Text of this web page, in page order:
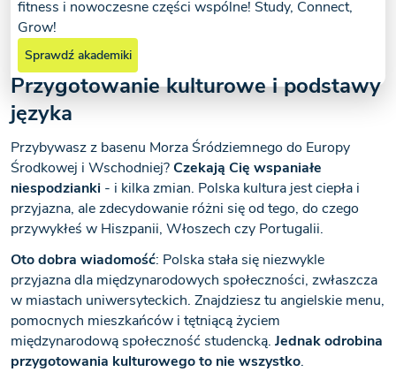
fitness i nowoczesne części wspólne! Study, Connect,
Grow!
Sprawdź akademiki
Przygotowanie kulturowe i podstawy
języka
Przybywasz z basenu Morza Śródziemnego do Europy
Środkowej i Wschodniej?Czekają Cię wspaniałe
niespodzianki - i kilka zmian. Polska kultura jest ciepła i
przyjazna, ale zdecydowanie różni się od tego, do czego
przywykłeś w Hiszpanii, Włoszech czy Portugalii.
Oto dobra wiadomość: Polska stała się niezwykle
przyjazna dla międzynarodowych społeczności, zwłaszcza
w miastach uniwersyteckich. Znajdziesz tu angielskie menu,
pomocnych mieszkańców i tętniącą życiem
międzynarodową społeczność studencką. Jednak odrobina
przygotowania kulturowego to nie wszystko.